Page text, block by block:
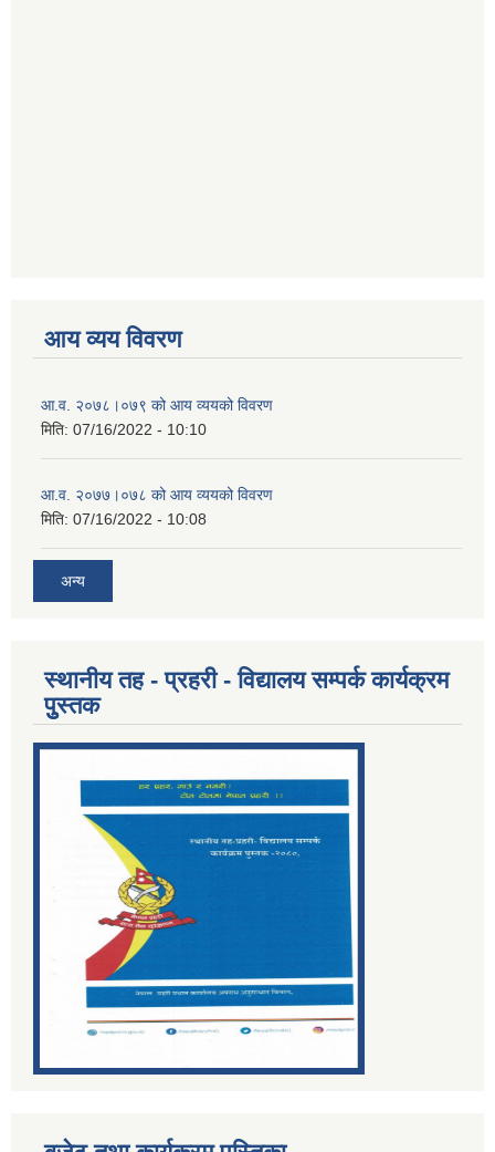
आय व्यय विवरण
आ.व. २०७८।०७९ को आय व्ययको विवरण
मिति: 07/16/2022 - 10:10
आ.व. २०७७।०७८ को आय व्ययको विवरण
मिति: 07/16/2022 - 10:08
अन्य
स्थानीय तह - प्रहरी - विद्यालय सम्पर्क कार्यक्रम
पुुस्तक